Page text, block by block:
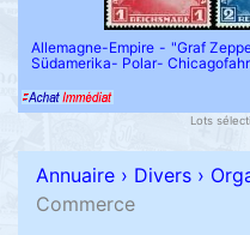
Allemagne-Empire - "Graf
Südamerika- Polar-
Lots
Annuaire › Divers ›
Commerce